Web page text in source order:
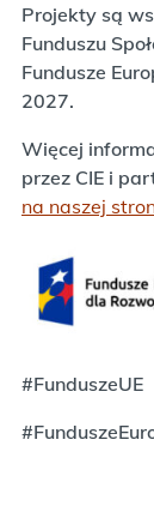
Projekty są
Funduszu
Fundusze
2027.
Więcej
przez CIE i
na naszej
#FunduszeUE